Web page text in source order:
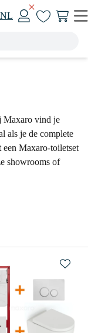
NL
Maxaro vind je
als je de complete
Maxaro-toiletset
showrooms of